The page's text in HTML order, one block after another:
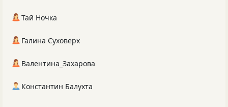
Тай Ночка
Галина Суховерх
Валентина_Захарова
Константин Балухта